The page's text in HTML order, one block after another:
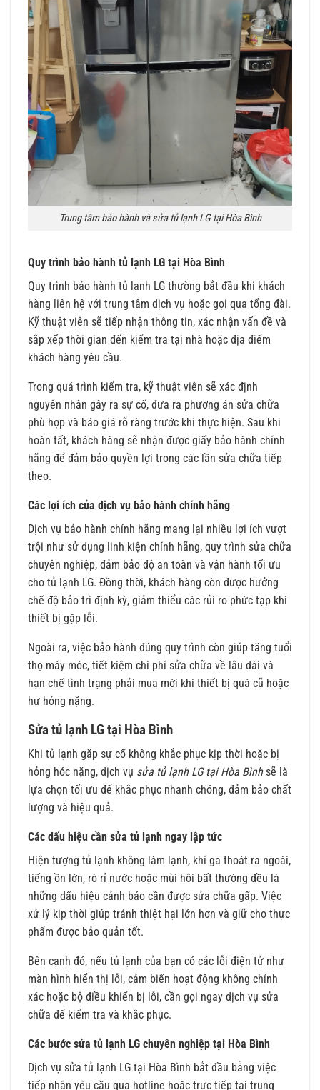
Trung tâm bảo hành và sửa tủ lạnh LG tại Hòa Bình
Quy trình bảo hành tủ lạnh LG tại Hòa Bình
Quy trình bảo hành tủ lạnh LG thường bắt đầu khi khách
hàng liên hệ với trung tâm dịch vụ hoặc gọi qua tổng đài.
Kỹ thuật viên sẽ tiếp nhận thông tin, xác nhận vấn đề và
sắp xếp thời gian đến kiểm tra tại nhà hoặc địa điểm
khách hàng yêu cầu.
Trong quá trình kiểm tra, kỹ thuật viên sẽ xác định
nguyên nhân gây ra sự cố, đưa ra phương án sửa chữa
phù hợp và báo giá rõ ràng trước khi thực hiện. Sau khi
hoàn tất, khách hàng sẽ nhận được giấy bảo hành chính
hãng để đảm bảo quyền lợi trong các lần sửa chữa tiếp
theo.
Các lợi ích của dịch vụ bảo hành chính hãng
Dịch vụ bảo hành chính hãng mang lại nhiều lợi ích vượt
trội như sử dụng linh kiện chính hãng, quy trình sửa chữa
chuyên nghiệp, đảm bảo độ an toàn và vận hành tối ưu
cho tủ lạnh LG. Đồng thời, khách hàng còn được hưởng
chế độ bảo trì định kỳ, giảm thiểu các rủi ro phức tạp khi
thiết bị gặp lỗi.
Ngoài ra, việc bảo hành đúng quy trình còn giúp tăng tuổi
thọ máy móc, tiết kiệm chi phí sửa chữa về lâu dài và
hạn chế tình trạng phải mua mới khi thiết bị quá cũ hoặc
hư hỏng nặng.
Sửa tủ lạnh LG tại Hòa Bình
Khi tủ lạnh gặp sự cố không khắc phục kịp thời hoặc bị
hỏng hóc nặng, dịch vụ sửa tủ lạnh LG tại Hòa Bìnhsẽ là
lựa chọn tối ưu để khắc phục nhanh chóng, đảm bảo chất
lượng và hiệu quả.
Các dấu hiệu cần sửa tủ lạnh ngay lập tức
Hiện tượng tủ lạnh không làm lạnh, khí ga thoát ra ngoài,
tiếng ồn lớn, rò rỉ nước hoặc mùi hôi bất thường đều là
những dấu hiệu cảnh báo cần được sửa chữa gấp. Việc
xử lý kịp thời giúp tránh thiệt hại lớn hơn và giữ cho thực
phẩm được bảo quản tốt.
Bên cạnh đó, nếu tủ lạnh của bạn có các lỗi điện tử như
màn hình hiển thị lỗi, cảm biến hoạt động không chính
xác hoặc bộ điều khiển bị lỗi, cần gọi ngay dịch vụ sửa
chữa để kiểm tra và khắc phục.
Các bước sửa tủ lạnh LG chuyên nghiệp tại Hòa Bình
Dịch vụ sửa tủ lạnh LG tại Hòa Bình bắt đầu bằng việc
tiếp nhận yêu cầu qua hotline hoặc trực tiếp tại trung